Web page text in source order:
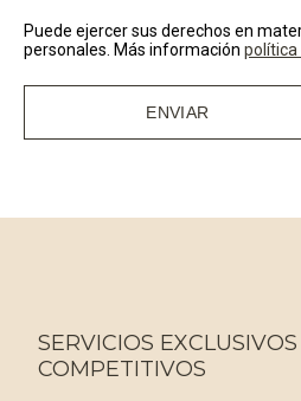
Puede ejercer sus derechos en
personales. Más información política
SERVICIOS
COMPETITIVOS